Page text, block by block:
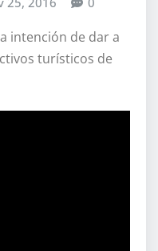
intención de dar a
turísticos de